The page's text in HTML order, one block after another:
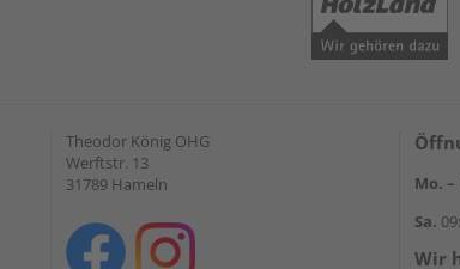
Theodor König OHG
Werftstr. 13
31789 Hameln
Mo. –
Sa.
Wir